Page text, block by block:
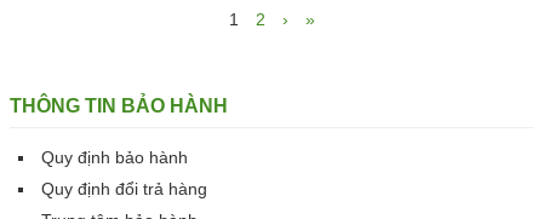
1 2 › »
THÔNG TIN BẢO HÀNH
Quy định bảo hành
Quy định đổi trả hàng